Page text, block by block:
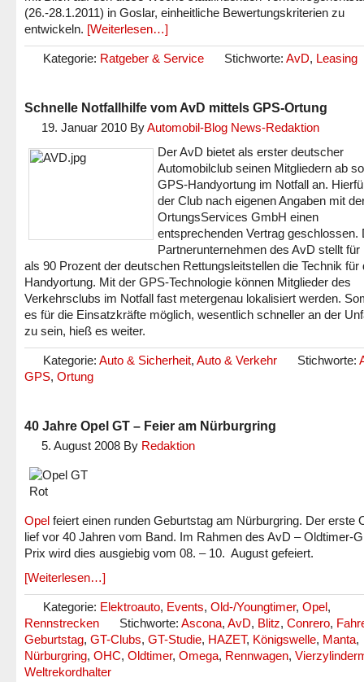
(26.-28.1.2011) in Goslar, einheitliche Bewertungskriterien zu
entwickeln. [Weiterlesen…]
Kategorie: Ratgeber & Service Stichworte: AvD, Leasing
Schnelle Notfallhilfe vom AvD mittels GPS-Ortung
19. Januar 2010 ByAutomobil-Blog News-Redaktion
Der AvD bietet als erster deutscher
Automobilclub seinen Mitgliedern ab
GPS-Handyortung im Notfall an.
der Club nach eigenen Angaben mit
OrtungsServices GmbH einen
entsprechenden Vertrag geschlossen.
Partnerunternehmen des AvD stellt für
als 90 Prozent der deutschen Rettungsleitstellen die Technik für
Handyortung. Mit der GPS-Technologie können Mitglieder des
Verkehrsclubs im Notfall fast metergenau lokalisiert werden.
es für die Einsatzkräfte möglich, wesentlich schneller an der
zu sein, hieß es weiter.
Kategorie: Auto & Sicherheit, Auto & Verkehr Stichworte:
GPS, Ortung
40 Jahre Opel GT – Feier am Nürburgring
5. August 2008 By Redaktion
Opel feiert einen runden Geburtstag am Nürburgring. Der erste
lief vor 40 Jahren vom Band. Im Rahmen des AvD – Oldtimer-
Prix wird dies ausgiebig vom 08. – 10. August gefeiert.
[Weiterlesen…]
Kategorie: Elektroauto, Events, Old-/Youngtimer, Opel,
Rennstrecken
Stichworte: Ascona, AvD, Blitz, Conrero,
Geburtstag, GT-Clubs, GT-Studie, HAZET, Königswelle, Manta,
Nürburgring, OHC, Oldtimer, Omega, Rennwagen,
Weltrekordhalter